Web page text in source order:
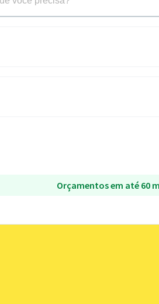
Orçamentos em até 60